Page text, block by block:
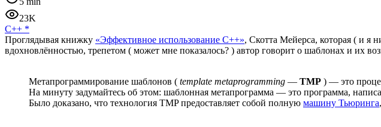
23K
C++ *
Проглядывая книжку «Эффективное использование C++», Скотта Мейерса, которая ( и я
вдохновлённостью, трепетом ( может мне показалось? ) автор говорит о шаблонах и их
Метапрограммирование шаблонов ( template metaprogramming — TMP ) — это
На минуту задумайтесь об этом: шаблонная метапрограмма — это программа,
Было доказано, что технология TMP предоставляет собой полную машину Тьюринга